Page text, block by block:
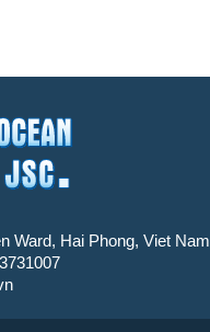
Ward, Hai Phong, Viet Nam